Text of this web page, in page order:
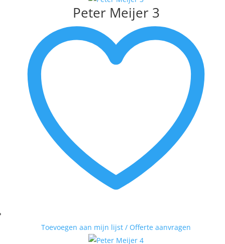
MATTIE SCHILDERS
MICHEL POORT
MILOU HONIG
MUNNIK
PETER BASTIAANSEN
PETER MEIJER
ROEL HOFMAN
RON VAN DE WERF
RONALD BOONACKER
S. PAULISSEN
SELWIN SENATORI
SJER JACOBS
SUSAN RUITER
VAN DAM
Peter Meijer 3
Toevoegen aan mijn lijst / Offerte aanvragen